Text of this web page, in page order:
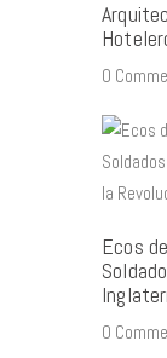
0
Ecos
0